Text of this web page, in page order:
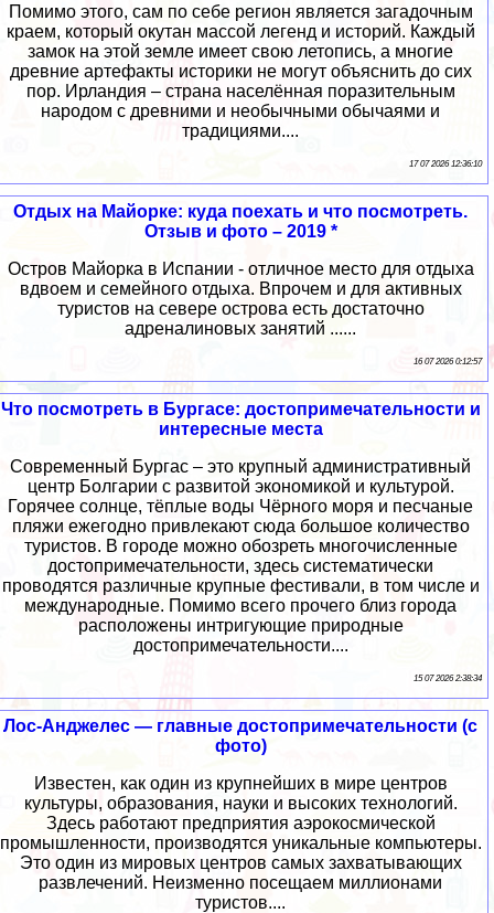
Помимо этого, сам по себе регион является загадочным
краем, который окутан массой легенд и историй. Каждый
замок на этой земле имеет свою летопись, а многие
древние артефакты историки не могут объяснить до сих
пор. Ирландия – страна населённая поразительным
народом с древними и необычными обычаями и
традициями....
17 07 2026 12:36:10
Отдых на Майорке: куда поехать и что посмотреть.
Отзыв и фото – 2019 *
Остров Майорка в Испании - отличное место для отдыха
вдвоем и семейного отдыха. Впрочем и для активных
туристов на севере острова есть достаточно
адреналиновых занятий ......
16 07 2026 0:12:57
Что посмотреть в Бургасе: достопримечательности и
интересные места
Современный Бургас – это крупный административный
центр Болгарии с развитой экономикой и культурой.
Горячее солнце, тёплые воды Чёрного моря и песчаные
пляжи ежегодно привлекают сюда большое количество
туристов. В городе можно обозреть многочисленные
достопримечательности, здесь систематически
проводятся различные крупные фестивали, в том числе и
международные. Помимо всего прочего близ города
расположены интригующие природные
достопримечательности....
15 07 2026 2:38:34
Лос-Анджелес — главные достопримечательности (с
фото)
Известен, как один из крупнейших в мире центров
культуры, образования, науки и высоких технологий.
Здесь работают предприятия аэрокосмической
промышленности, производятся уникальные компьютеры.
Это один из мировых центров самых захватывающих
развлечений. Неизменно посещаем миллионами
туристов....